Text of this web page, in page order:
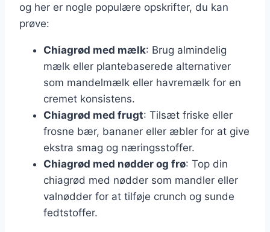
og her er nogle populære opskrifter, du kan
prøve:
Chiagrød med mælk: Brug almindelig
mælk eller plantebaserede alternativer
som mandelmælk eller havremælk for en
cremet konsistens.
Chiagrød med frugt: Tilsæt friske eller
frosne bær, bananer eller æbler for at give
ekstra smag og næringsstoffer.
Chiagrød med nødder og frø: Top din
chiagrød med nødder som mandler eller
valnødder for at tilføje crunch og sunde
fedtstoffer.